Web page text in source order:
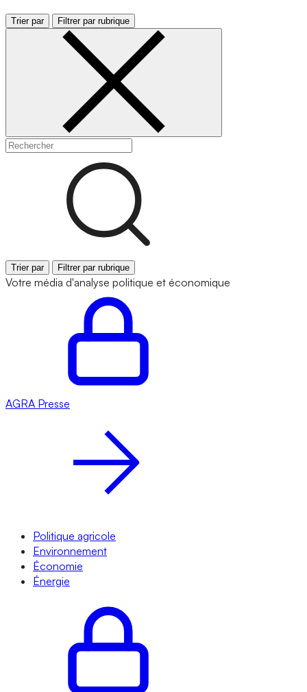
Trier par Filtrer par rubrique
Trier par Filtrer par rubrique
Votre média d'analyse politique et économique
AGRA Presse
Politique agricole
Environnement
Économie
Énergie